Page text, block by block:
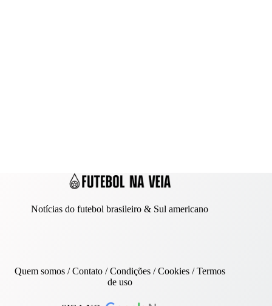
Notícias do futebol brasileiro & Sul americano
Quem somos/Contato/ Condições /Cookies/Termos
de uso